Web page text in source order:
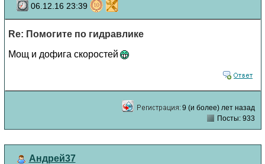
06.12.16 23:39
Re: Помогите по гидравлике
Мощ и дофига скоростей
9 (и более) лет назад
Посты: 933
Андрей37